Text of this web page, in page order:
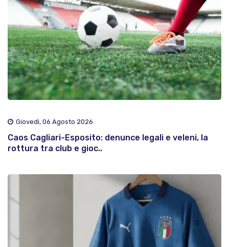
Giovedì, 06 Agosto 2026
Caos Cagliari-Esposito: denunce legali e veleni, la
rottura tra club e gioc..